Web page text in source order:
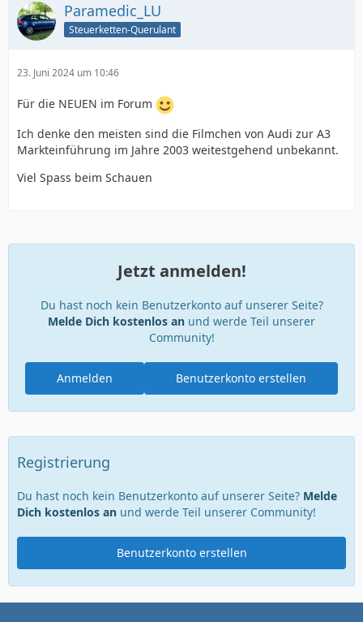
Paramedic_LU
Steuerketten-Querulant
23. Juni 2024 um 10:46
Für die NEUEN im Forum
Ich denke den meisten sind die Filmchen von Audi zur A3
Markteinführung im Jahre 2003 weitestgehend unbekannt.
Viel Spass beim Schauen
Jetzt anmelden!
Du hast noch kein Benutzerkonto auf unserer Seite?
Melde Dich kostenlos an und werde Teil unserer
Community!
Benutzerkonto erstellen
Anmelden
Registrierung
Du hast noch kein Benutzerkonto auf unserer Seite? Melde
Dich kostenlos an und werde Teil unserer Community!
Benutzerkonto erstellen